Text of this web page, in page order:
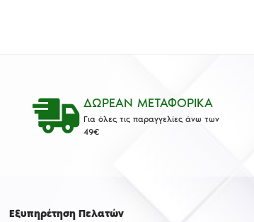
ΔΩΡΕΑΝ ΜΕΤΑΦΟΡΙΚΑ
Για όλες τις παραγγελίες άνω των
49€
Εξυπηρέτηση Πελατών